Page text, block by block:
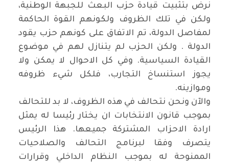
نرض بتثبيت قيادة حزب البعث للجبهة الوطنية،
ولكن في تلك الظروف ولكونهم القوة الحاكمة
لمفاصل الدولة، تم الاتفاق على كونهم حزب يقود
الدولة . ولكن الحزب لم يتنازل لهم في موضوع
القيادة السياسية. وفي كل الاحوال لا يمكن ولا
يجوز استنساخ التجارب، فلكل شيء ظروفه
وموازينه.
والآن ونحن نتحالف في هذه الظروف، لا بد للتحالف
بموجب قانون الانتخابات ان يختار رئيسا له يمثل
ارادة الاحزاب المشتركة جميعها. هذا الرئيس
يتصرف وفقا لبرنامج التحالف والصلاحيات
الممنوحة له بموجب النظام الداخلي وقرارات